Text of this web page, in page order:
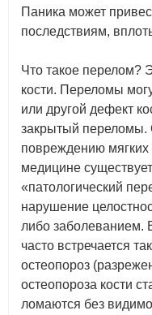
Паника может
последствиям,
Что такое перелом?
кости. Переломы
или другой дефект
закрытый переломы.
повреждению мягких
медицине
«патологический
нарушение
либо заболеванием.
часто встречается
остеопороз
остеопороза кости
ломаются без